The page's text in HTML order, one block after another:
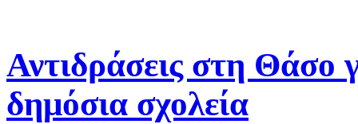
Αντιδράσεις στη Θάσο
δημόσια σχολεία